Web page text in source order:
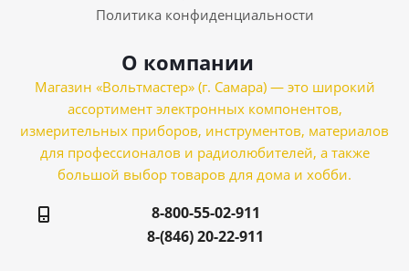
Политика конфиденциальности
О компании
Магазин «Вольтмастер» (г. Самара) — это широкий
ассортимент электронных компонентов,
измерительных приборов, инструментов, материалов
для профессионалов и радиолюбителей, а также
большой выбор товаров для дома и хобби.
8-800-55-02-911
8-(846) 20-22-911